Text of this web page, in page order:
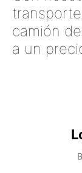
camión
a un